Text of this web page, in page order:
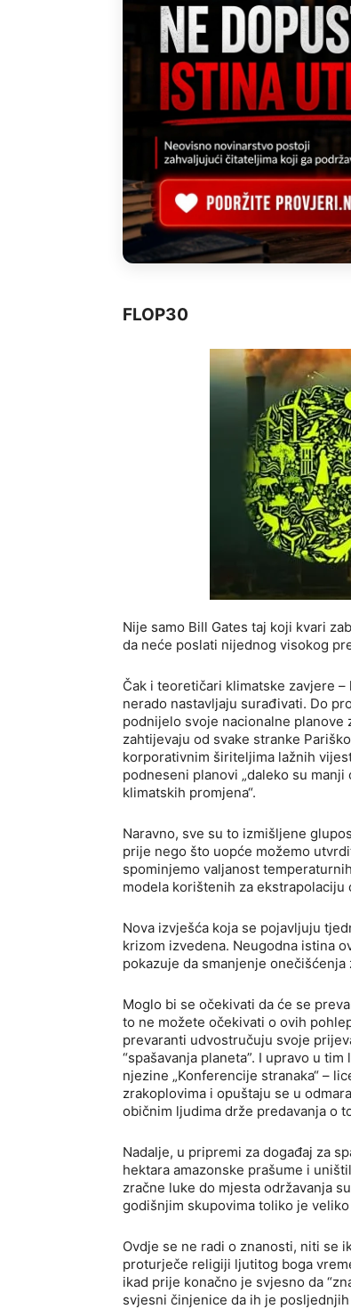
FLOP30
Nije samo Bill Gates taj koji kvari
da neće poslati nijednog visokog
Čak i teoretičari klimatske zavjere
nerado nastavljaju surađivati. Do
podnijelo svoje nacionalne planove
zahtijevaju od svake stranke
korporativnim širiteljima lažnih
podneseni planovi „daleko su
klimatskih promjena“.
Naravno, sve su to izmišljene
prije nego što uopće možemo
spominjemo valjanost
modela korištenih za ekstrapolaciju
Nova izvješća koja se pojavljuju
krizom izvedena. Neugodna istina
pokazuje da smanjenje
Moglo bi se očekivati ​​da će se
to ne možete očekivati o ovih
prevaranti udvostručuju svoje
“spašavanja planeta”. I upravo u
njezine „Konferencije stranaka“ –
zrakoplovima i opuštaju se u
običnim ljudima drže predavanja o
Nadalje, u pripremi za događaj za
hektara amazonske prašume i
zračne luke do mjesta održavanja
godišnjim skupovima toliko je
Ovdje se ne radi o znanosti, niti se
proturječe religiji ljutitog boga
ikad prije konačno je svjesno da
svjesni činjenice da ih je